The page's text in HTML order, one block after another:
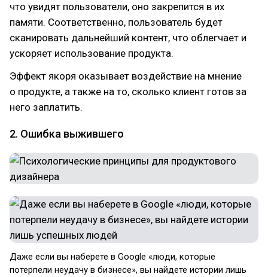
что увидят пользователи, оно закрепится в их
памяти. Соответственно, пользователь будет
сканировать дальнейший контент, что облегчает и
ускоряет использование продукта.
Эффект якоря оказывает воздействие на мнение
о продукте, а также на то, сколько клиент готов за
него заплатить.
2. Ошибка выжившего
Даже если вы наберете в Google «люди, которые
потерпели неудачу в бизнесе», вы найдете истории лишь